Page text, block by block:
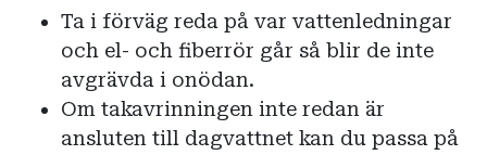
Ta i förväg reda på var vattenledningar
och el- och fiberrör går så blir de inte
avgrävda i onödan.
Om takavrinningen inte redan är
ansluten till dagvattnet kan du passa på